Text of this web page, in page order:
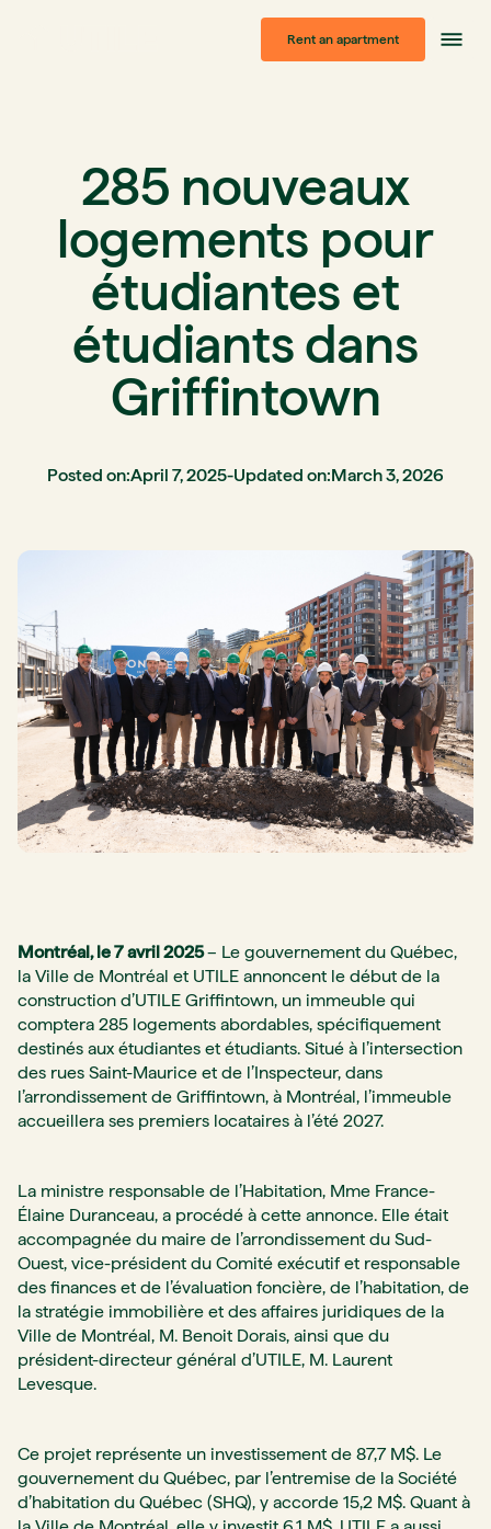
Rent an apartment
285 nouveaux
logements pour
étudiantes et
étudiants dans
Griffintown
Posted on:April 7, 2025-Updated on:March 3, 2026
Montréal, le 7 avril 2025– Le gouvernement du Québec,
la Ville de Montréal et UTILE annoncent le début de la
construction d’UTILE Griffintown, un immeuble qui
comptera 285 logements abordables, spécifiquement
destinés aux étudiantes et étudiants. Situé à l’intersection
des rues Saint-Maurice et de l’Inspecteur, dans
l’arrondissement de Griffintown, à Montréal, l’immeuble
accueillera ses premiers locataires à l’été 2027.
La ministre responsable de l’Habitation, Mme France-
Élaine Duranceau, a procédé à cette annonce. Elle était
accompagnée du maire de l’arrondissement du Sud-
Ouest, vice-président du Comité exécutif et responsable
des finances et de l’évaluation foncière, de l’habitation, de
la stratégie immobilière et des affaires juridiques de la
Ville de Montréal, M. Benoit Dorais, ainsi que du
président-directeur général d’UTILE, M. Laurent
Levesque.
Ce projet représente un investissement de 87,7 M$. Le
gouvernement du Québec, par l’entremise de la Société
d’habitation du Québec (SHQ), y accorde 15,2 M$. Quant à